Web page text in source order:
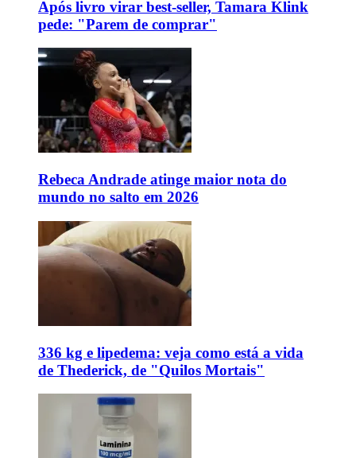
Após livro virar best-seller, Tamara Klink
pede: "Parem de comprar"
Rebeca Andrade atinge maior nota do
mundo no salto em 2026
336 kg e lipedema: veja como está a vida
de Thederick, de "Quilos Mortais"